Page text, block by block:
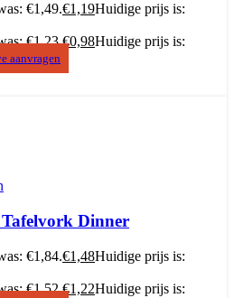
€1,49.€1,19Huidige prijs is:
€1,23.€0,98Huidige prijs is:
aanvragen
Dinner
€1,84.€1,48Huidige prijs is:
€1,52.€1,22Huidige prijs is: